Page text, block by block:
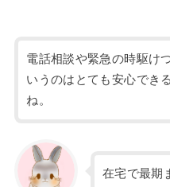
電話相談や緊急の時駆け
いうのはとても安心でき
ね。
在宅で最期